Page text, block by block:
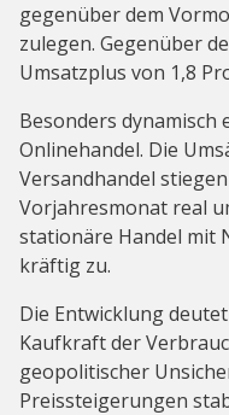
gegenüber dem
zulegen. Gegenüber
Umsatzplus von 1,8
Besonders dynamisch
Onlinehandel. Die
Versandhandel
Vorjahresmonat real
stationäre Handel mit
kräftig zu.
Die Entwicklung
Kaufkraft der
geopolitischer
Preissteigerungen